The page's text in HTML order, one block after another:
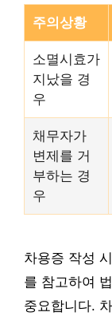
주의상황
소멸시효가
지났을 경
우
채무자가
변제를 거
부하는 경
우
차용증 작성
를 참고하여
중요합니다.